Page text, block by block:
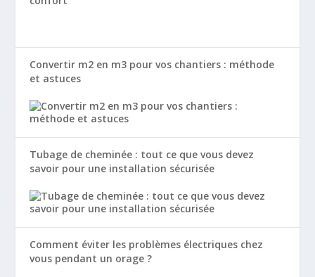
Convertir m2 en m3 pour vos chantiers : méthode
et astuces
Tubage de cheminée : tout ce que vous devez
savoir pour une installation sécurisée
Comment éviter les problèmes électriques chez
vous pendant un orage ?